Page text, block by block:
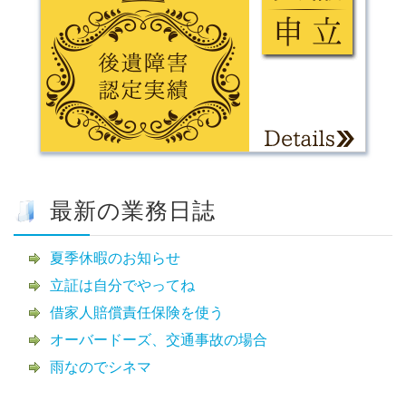
最新の業務日誌
夏季休暇のお知らせ
立証は自分でやってね
借家人賠償責任保険を使う
オーバードーズ、交通事故の場合
雨なのでシネマ